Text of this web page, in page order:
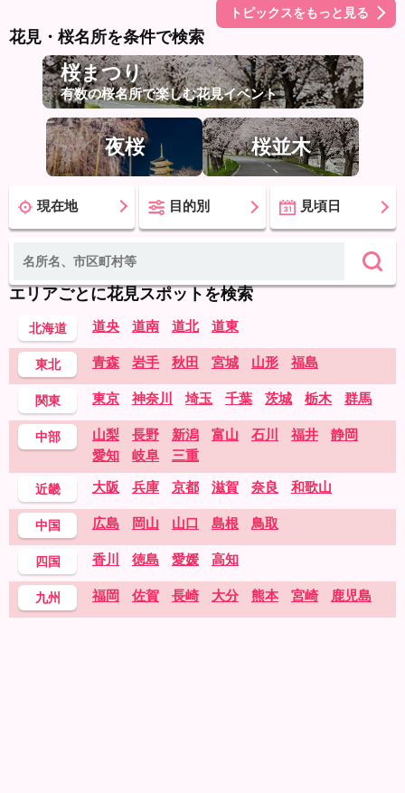
トピックスをもっと見る
花見・桜名所を条件で検索
桜まつり
有数の桜名所で楽しむ花見イベント
夜桜 桜並木
現在地 目的別 見頃日
エリアごとに花見スポットを検索
北海道 道央 道南 道北 道東
東北 青森 岩手 秋田 宮城 山形 福島
関東 東京 神奈川 埼玉 千葉 茨城 栃木 群馬
中部 山梨 長野 新潟 富山 石川 福井
静岡
愛知
岐阜 三重
近畿 大阪 兵庫 京都 滋賀 奈良 和歌山
中国 広島 岡山 山口 島根 鳥取
四国 香川 徳島 愛媛 高知
九州 福岡 佐賀 長崎 大分 熊本 宮崎 鹿児島